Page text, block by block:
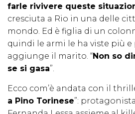
farle rivivere queste
cresciuta a Rio in una delle
mondo. Ed è figlia di un
quindi le armi le ha viste più e
aggiunge il marito. “Non so
se si gasa”.
Ecco com’è andata con il
a Pino Torinese”: